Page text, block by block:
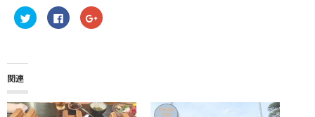
ク
リ
t
e
F
a
有
す
ク
リ
l
e
関連